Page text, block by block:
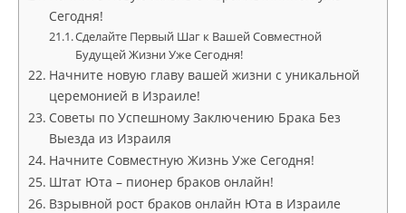
Сегодня!
Сделайте Первый Шаг к Вашей Совместной
Будущей Жизни Уже Сегодня!
Начните новую главу вашей жизни с уникальной
церемонией в Израиле!
Советы по Успешному Заключению Брака Без
Выезда из Израиля
Начните Совместную Жизнь Уже Сегодня!
Штат Юта – пионер браков онлайн!
Взрывной рост браков онлайн Юта в Израиле